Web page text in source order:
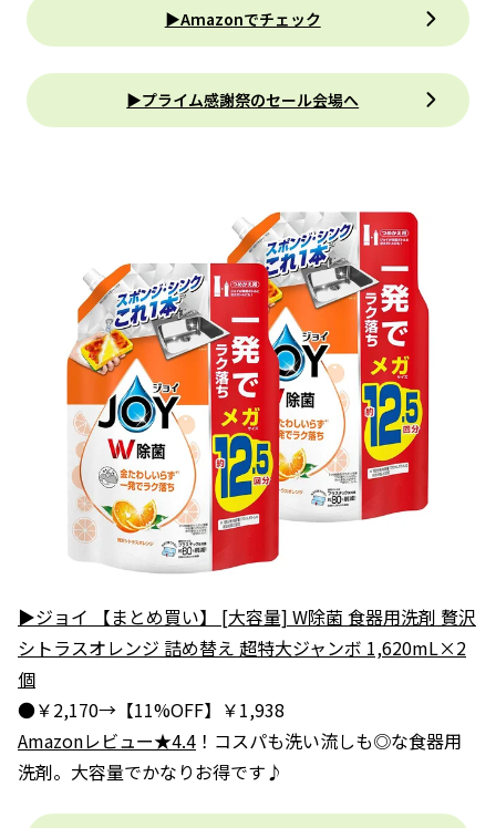
▶Amazonでチェック
▶プライム感謝祭のセール会場へ
▶ジョイ 【まとめ買い】 [大容量] W除菌 食器用洗剤 贅沢
シトラスオレンジ 詰め替え 超特大ジャンボ 1,620mL×2
個
●￥2,170→【11%OFF】￥1,938
Amazonレビュー★4.4 ！コスパも洗い流しも◎な食器用
洗剤。大容量でかなりお得です♪